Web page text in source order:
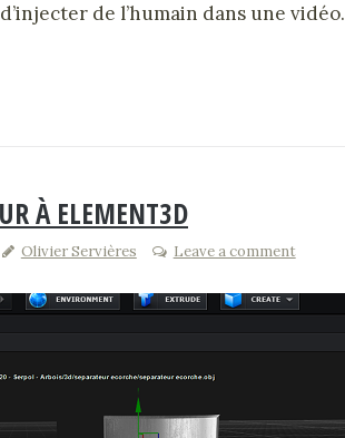
de l’humain dans une vidéo.
À ELEMENT3D
Olivier Servières Leave a comment